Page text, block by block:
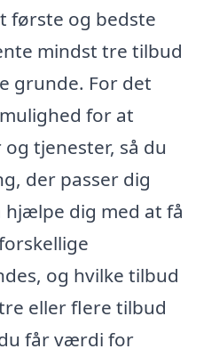
første og bedste
mindst tre tilbud
grunde. For det
for at
tjenester, så du
der passer dig
hjælpe dig med at få
og hvilke tilbud
eller flere tilbud
får værdi for